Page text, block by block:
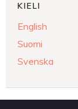
KIELI
English
Suomi
Svenska